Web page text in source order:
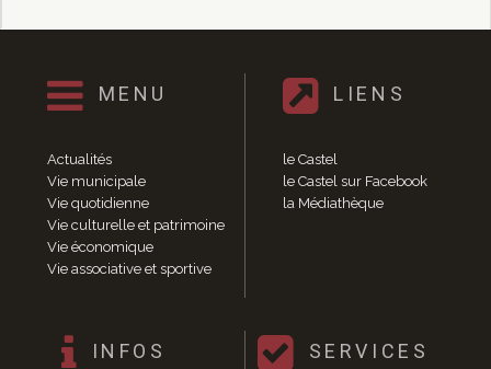
Délibérations 2014
Délibérations 2013
Délibérations 2011
Délibérations 2010
Délibérations 2009
Délibérations 2008
Agenda réunions publiques
Marchés publics
Vie quotidienne
MENU
Actualités
Vie municipale
Vie quotidienne
Vie culturelle et patrimoine
Vie économique
Vie associative et sportive
LIENS
le Castel
le Castel sur Facebook
la Médiathèque
INFOS SERVICES